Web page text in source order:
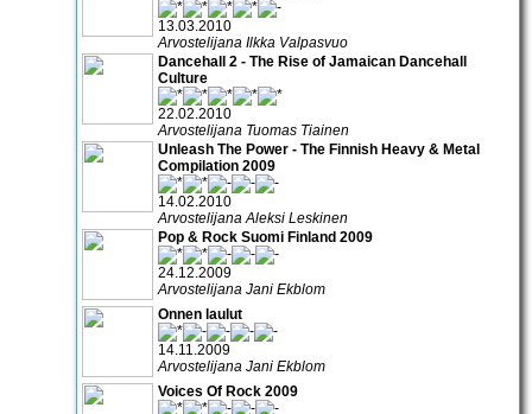
13.03.2010
Arvostelijana Ilkka Valpasvuo
Dancehall 2 - The Rise of Jamaican Dancehall
Culture
22.02.2010
Arvostelijana Tuomas Tiainen
Unleash The Power - The Finnish Heavy & Metal
Compilation 2009
14.02.2010
Arvostelijana Aleksi Leskinen
Pop & Rock Suomi Finland 2009
24.12.2009
Arvostelijana Jani Ekblom
Onnen laulut
14.11.2009
Arvostelijana Jani Ekblom
Voices Of Rock 2009